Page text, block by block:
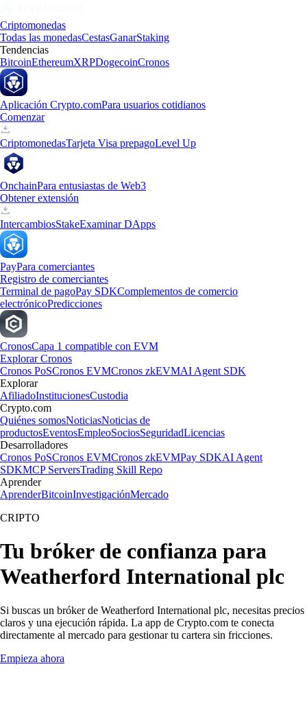
Criptomonedas
Todas las monedasCestasGanarStaking
Tendencias
BitcoinEthereumXRPDogecoinCronos
Aplicación Crypto.comPara usuarios cotidianos
Comenzar
CriptomonedasTarjeta Visa prepagoLevel Up
OnchainPara entusiastas de Web3
Obtener extensión
IntercambiosStakeExaminar DApps
PayPara comerciantes
Registro de comerciantes
Terminal de pagoPay SDKComplementos de comercio
electrónicoPredicciones
CronosCapa 1 compatible con EVM
Explorar Cronos
Cronos PoSCronos EVMCronos zkEVMAI Agent SDK
Explorar
AfiliadoInstitucionesCustodia
Crypto.com
Quiénes somosNoticiasNoticias de
productosEventosEmpleoSociosSeguridadLicencias
Desarrolladores
Cronos PoSCronos EVMCronos zkEVMPay SDKAI Agent
SDKMCP ServersTrading Skill Repo
Aprender
AprenderBitcoinInvestigaciónMercado
CRIPTO
Tu bróker de confianza para
Weatherford International plc
Si buscas un bróker de Weatherford International plc, necesitas precios
claros y una ejecución rápida. La app de Crypto.com te conecta
directamente al mercado para gestionar tu cartera sin fricciones.
Empieza ahora